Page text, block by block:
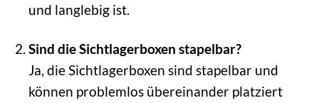
und langlebig ist.
Sind die Sichtlagerboxen stapelbar?
Ja, die Sichtlagerboxen sind stapelbar und
können problemlos übereinander platziert